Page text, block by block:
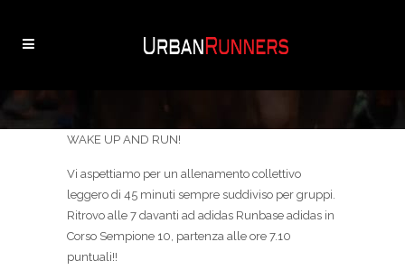
WAKE UP AND RUN!
Vi aspettiamo per un allenamento collettivo
leggero di 45 minuti sempre suddiviso per gruppi.
Ritrovo alle 7 davanti ad adidas Runbase adidas in
Corso Sempione 10, partenza alle ore 7.10
puntuali!!